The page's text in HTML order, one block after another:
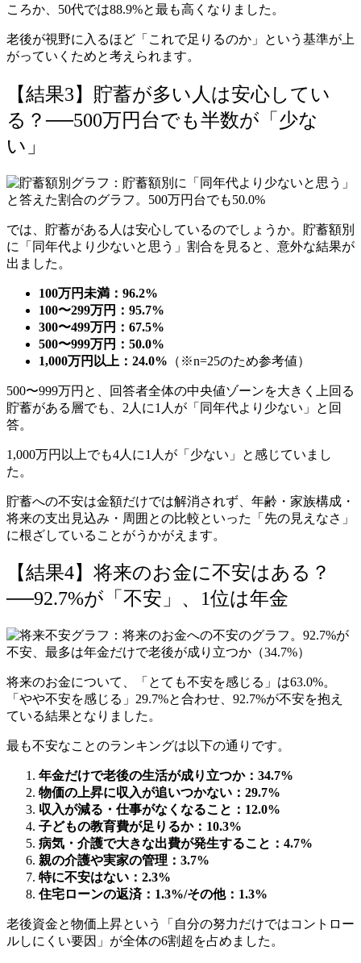
ころか、50代では88.9%と最も高くなりました。
老後が視野に入るほど「これで足りるのか」という基準が上
がっていくためと考えられます。
【結果3】貯蓄が多い人は安心してい
る？──500万円台でも半数が「少な
い」
では、貯蓄がある人は安心しているのでしょうか。貯蓄額別
に「同年代より少ないと思う」割合を見ると、意外な結果が
出ました。
100万円未満：96.2%
100〜299万円：95.7%
300〜499万円：67.5%
500〜999万円：50.0%
1,000万円以上：24.0% （※n=25のため参考値）
500〜999万円と、回答者全体の中央値ゾーンを大きく上回る
貯蓄がある層でも、2人に1人が「同年代より少ない」と回
答。
1,000万円以上でも4人に1人が「少ない」と感じていまし
た。
貯蓄への不安は金額だけでは解消されず、年齢・家族構成・
将来の支出見込み・周囲との比較といった「先の見えなさ」
に根ざしていることがうかがえます。
【結果4】将来のお金に不安はある？
──92.7%が「不安」、1位は年金
将来のお金について、「とても不安を感じる」は63.0%。
「やや不安を感じる」29.7%と合わせ、92.7%が不安を抱え
ている結果となりました。
最も不安なことのランキングは以下の通りです。
年金だけで老後の生活が成り立つか：34.7%
物価の上昇に収入が追いつかない：29.7%
収入が減る・仕事がなくなること：12.0%
子どもの教育費が足りるか：10.3%
病気・介護で大きな出費が発生すること：4.7%
親の介護や実家の管理：3.7%
特に不安はない：2.3%
住宅ローンの返済：1.3%/その他：1.3%
老後資金と物価上昇という「自分の努力だけではコントロー
ルしにくい要因」が全体の6割超を占めました。